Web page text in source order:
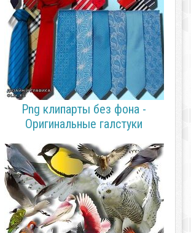
Png клипарты без фона -
Оригинальные галстуки